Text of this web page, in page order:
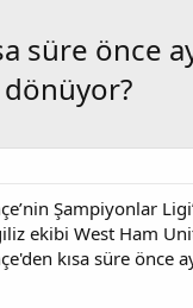
süre önce
Şampiyonlar
ekibi West Ham
kısa süre önce